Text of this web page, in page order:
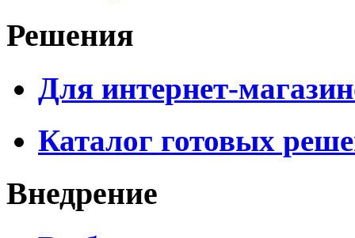
Решения
Для интернет-
Каталог готовых
Внедрение